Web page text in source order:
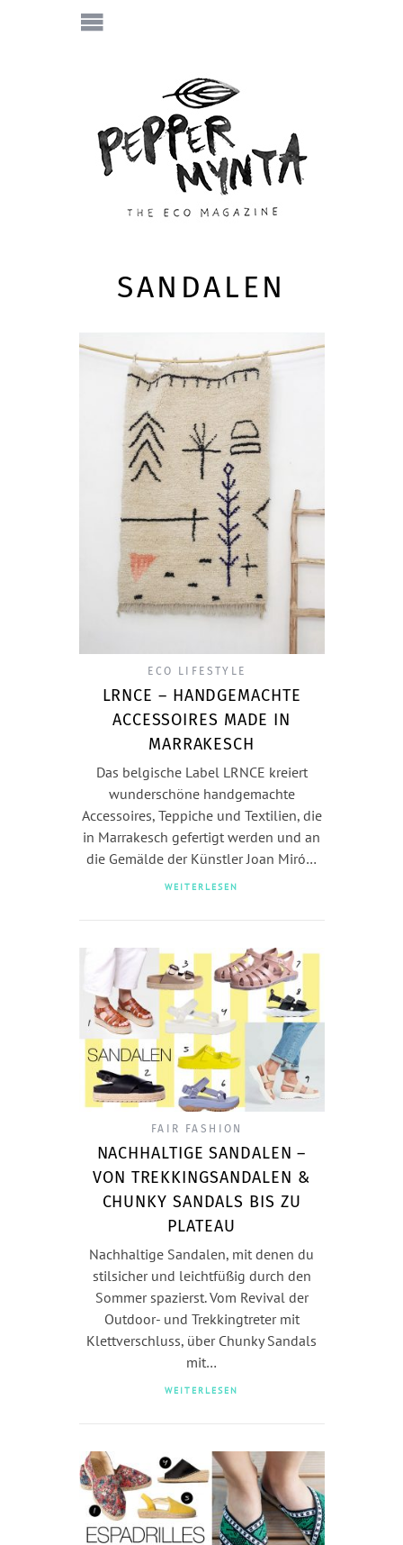
SANDALEN
ECO LIFESTYLE
LRNCE – HANDGEMACHTE
ACCESSOIRES MADE IN
MARRAKESCH
Das belgische Label LRNCE kreiert
wunderschöne handgemachte
Accessoires, Teppiche und Textilien, die
in Marrakesch gefertigt werden und an
die Gemälde der Künstler Joan Miró…
WEITERLESEN
FAIR FASHION
NACHHALTIGE SANDALEN –
VON TREKKINGSANDALEN &
CHUNKY SANDALS BIS ZU
PLATEAU
Nachhaltige Sandalen, mit denen du
stilsicher und leichtfüßig durch den
Sommer spazierst. Vom Revival der
Outdoor- und Trekkingtreter mit
Klettverschluss, über Chunky Sandals
mit…
WEITERLESEN